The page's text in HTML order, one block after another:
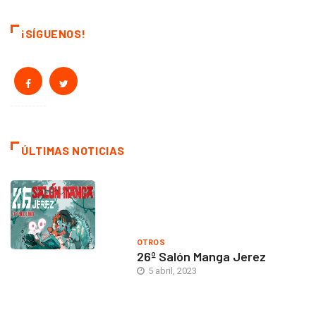
¡SÍGUENOS!
ÚLTIMAS NOTICIAS
OTROS
26º Salón Manga Jerez
5 abril, 2023